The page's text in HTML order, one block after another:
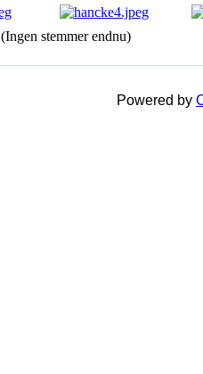
(Ingen stemmer endnu)
Powered by